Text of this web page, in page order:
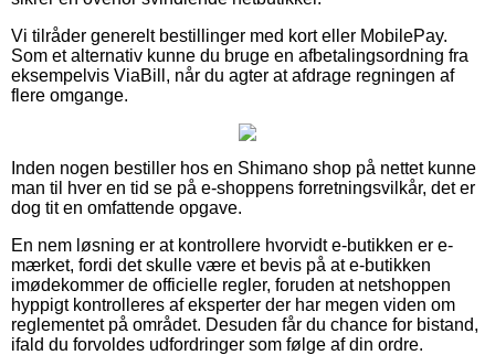
Vi tilråder generelt bestillinger med kort eller MobilePay.
Som et alternativ kunne du bruge en afbetalingsordning fra
eksempelvis ViaBill, når du agter at afdrage regningen af
flere omgange.
Inden nogen bestiller hos en Shimano shop på nettet kunne
man til hver en tid se på e-shoppens forretningsvilkår, det er
dog tit en omfattende opgave.
En nem løsning er at kontrollere hvorvidt e-butikken er e-
mærket, fordi det skulle være et bevis på at e-butikken
imødekommer de officielle regler, foruden at netshoppen
hyppigt kontrolleres af eksperter der har megen viden om
reglementet på området. Desuden får du chance for bistand,
ifald du forvoldes udfordringer som følge af din ordre.